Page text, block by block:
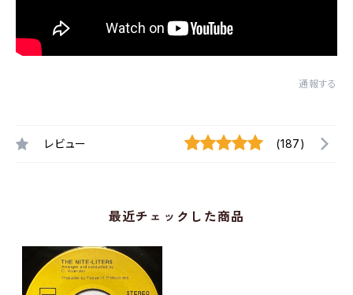
通報する
レビュー (187)
最近チェックした商品